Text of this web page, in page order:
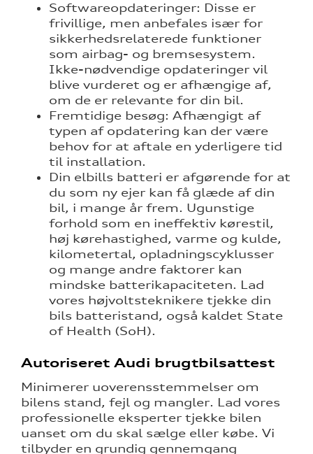
Softwareopdateringer: Disse er
frivillige, men anbefales især for
sikkerhedsrelaterede funktioner
som airbag- og bremsesystem.
Ikke-nødvendige opdateringer vil
blive vurderet og er afhængige af,
om de er relevante for din bil.
Fremtidige besøg: Afhængigt af
typen af opdatering kan der være
behov for at aftale en yderligere tid
til installation.
Din elbills batteri er afgørende for at
du som ny ejer kan få glæde af din
bil, i mange år frem. Ugunstige
forhold som en ineffektiv kørestil,
høj kørehastighed, varme og kulde,
kilometertal, opladningscyklusser
og mange andre faktorer kan
mindske batterikapaciteten. Lad
vores højvoltsteknikere tjekke din
bils batteristand, også kaldet State
of Health (SoH).
Autoriseret Audi brugtbilsattest
Minimerer uoverensstemmelser om
bilens stand, fejl og mangler. Lad vores
professionelle eksperter tjekke bilen
uanset om du skal sælge eller købe. Vi
tilbyder en grundig gennemgang